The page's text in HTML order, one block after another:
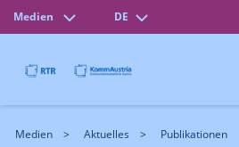
Medien DE
Medien Aktuelles
Publikationen